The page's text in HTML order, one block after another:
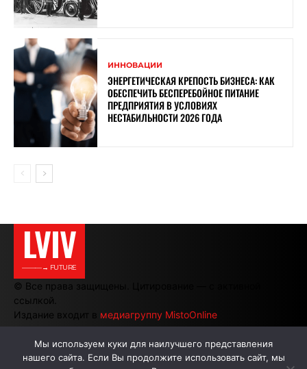
ИННОВАЦИИ
ЭНЕРГЕТИЧЕСКАЯ КРЕПОСТЬ БИЗНЕСА: КАК
ОБЕСПЕЧИТЬ БЕСПЕРЕБОЙНОЕ ПИТАНИЕ
ПРЕДПРИЯТИЯ В УСЛОВИЯХ
НЕСТАБИЛЬНОСТИ 2026 ГОДА
LVIV
———→ FUTURE
© Все права защищены. Цитирование — с активной
ссылкой.
Издание входит в медиагруппу MistoOnline
АВТОРЫ РЕКЛАМА НА САЙТЕ
Мы используем куки для наилучшего представления
нашего сайта. Если Вы продолжите использовать сайт, мы